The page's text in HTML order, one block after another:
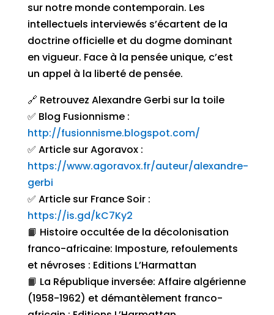
sur notre monde contemporain. Les
intellectuels interviewés s’écartent de la
doctrine officielle et du dogme dominant
en vigueur. Face à la pensée unique, c’est
un appel à la liberté de pensée.
🔗 Retrouvez Alexandre Gerbi sur la toile
✅ Blog Fusionnisme :
http://fusionnisme.blogspot.com/
✅ Article sur Agoravox :
https://www.agoravox.fr/auteur/alexandre-
gerbi
✅ Article sur France Soir :
https://is.gd/kC7Ky2
📙 Histoire occultée de la décolonisation
franco-africaine: Imposture, refoulements
et névroses : Editions L’Harmattan
📙 La République inversée: Affaire algérienne
(1958-1962) et démantèlement franco-